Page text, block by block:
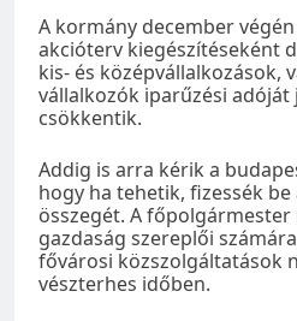
A kormány december
akcióterv kiegészítéseként
kis- és középvállalkozások,
vállalkozók iparűzési
csökkentik.
Addig is arra kérik a
hogy ha tehetik, fizessék
összegét. A főpolgármester
gazdaság szereplői
fővárosi közszolgáltatások
vészterhes időben.